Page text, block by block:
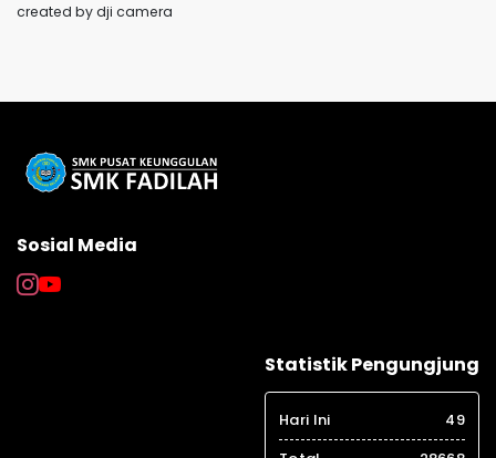
created by dji camera
Sosial Media
Statistik Pengungjung
Hari Ini
49